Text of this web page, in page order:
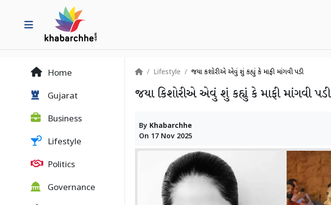
Home
Gujarat
Business
Lifestyle
Politics
Governance
Lifestyle જયા કિશોરીએ એવું શું કહ્યું કે માફી માંગવી પડી
જયા કિશોરીએ એવું શું કહ્યું કે માફી માંગવી પડી
By Khabarchhe
On 17 Nov 2025